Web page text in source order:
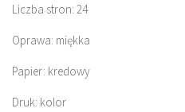
Liczba stron: 24
Oprawa: miękka
Papier: kredowy
Druk: kolor